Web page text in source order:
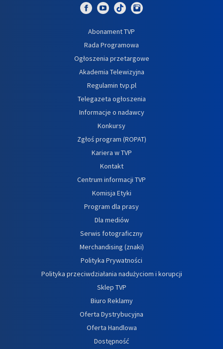
Abonament TVP
Rada Programowa
Ogłoszenia przetargowe
Akademia Telewizyjna
Regulamin tvp.pl
Telegazeta ogłoszenia
Informacje o nadawcy
Konkursy
Zgłoś program (ROPAT)
Kariera w TVP
Kontakt
Centrum informacji TVP
Komisja Etyki
Program dla prasy
Dla mediów
Serwis fotograficzny
Merchandising (znaki)
Polityka Prywatności
Polityka przeciwdziałania nadużyciom i korupcji
Sklep TVP
Biuro Reklamy
Oferta Dystrybucyjna
Oferta Handlowa
Dostępność